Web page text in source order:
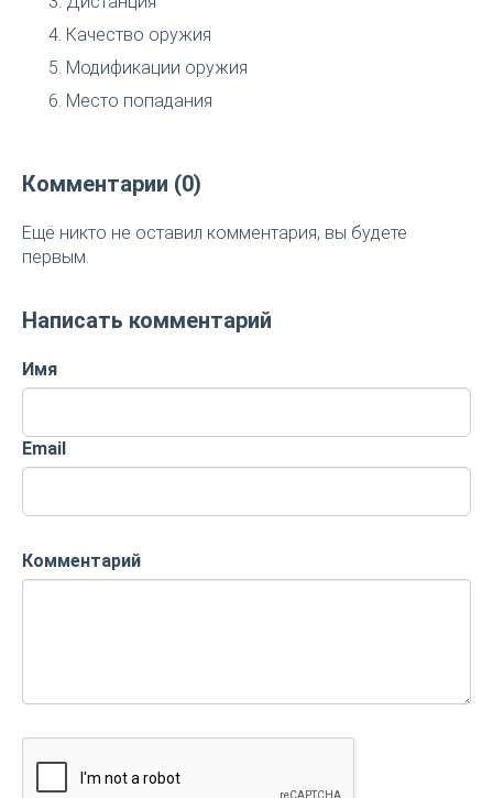
Качество оружия
Модификации оружия
Место попадания
Комментарии (0)
Ещё никто не оставил комментария, вы будете
первым.
Написать комментарий
Имя
Email
Комментарий